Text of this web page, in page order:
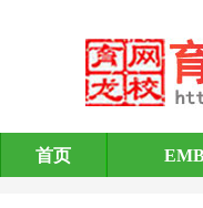
EMBA招生
首页